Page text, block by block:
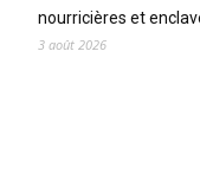
nourricières et
3 août 2026